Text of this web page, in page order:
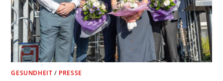
GESUNDHEIT / PRESSE